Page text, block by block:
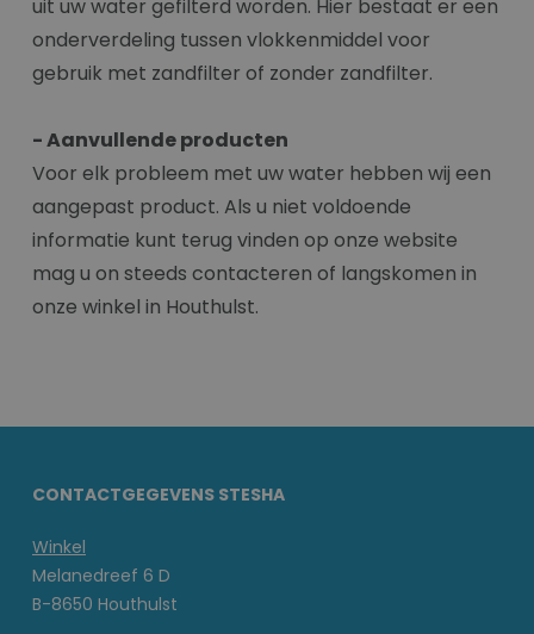
uit uw water gefilterd worden. Hier bestaat er een
onderverdeling tussen vlokkenmiddel voor
gebruik met zandfilter of zonder zandfilter.
- Aanvullende producten
Voor elk probleem met uw water hebben wij een
aangepast product. Als u niet voldoende
informatie kunt terug vinden op onze website
mag u on steeds contacteren of langskomen in
onze winkel in Houthulst.
CONTACTGEGEVENS STESHA
Winkel
Melanedreef 6 D
B-8650 Houthulst